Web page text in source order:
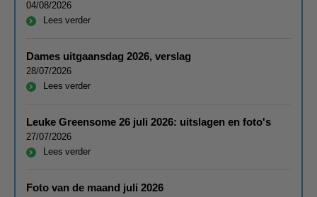
04/08/2026
Lees verder
Dames uitgaansdag 2026, verslag
28/07/2026
Lees verder
Leuke Greensome 26 juli 2026: uitslagen en foto's
27/07/2026
Lees verder
Foto van de maand juli 2026